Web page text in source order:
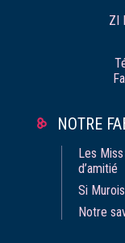
ZI
NOTRE
Les
d’amitié
Si
Notre